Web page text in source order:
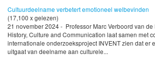
Cultuurdeelname verbetert emotioneel welbevinden
(17,100 x gelezen)
21 november 2024 - Professor Marc Verboord van de
History, Culture and Communication laat samen met
internationale onderzoeksproject INVENT zien dat er
uitgaat van deelname aan culturele...